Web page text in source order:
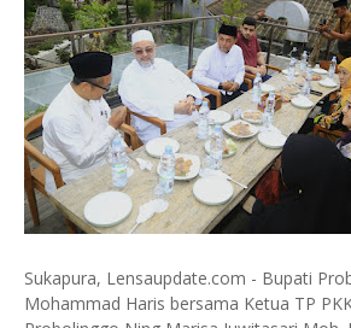
Sukapura, Lensaupdate.com - Bupati
Mohammad Haris bersama Ketua TP